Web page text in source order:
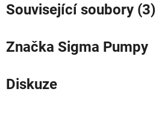
Související soubory (3)
Značka Sigma Pumpy
Diskuze